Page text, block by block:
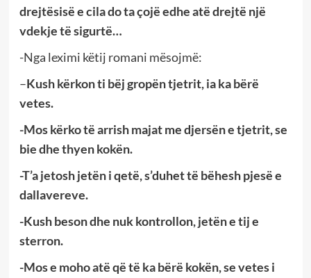
drejtësisë e cila do ta çojë edhe atë drejtë një
vdekje të sigurtë…
-Nga leximi këtij romani mësojmë:
–Kush kërkon ti bëj gropën tjetrit, ia ka bërë
vetes.
-Mos kërko të arrish majat me djersën e tjetrit, se
bie dhe thyen kokën.
-T’a jetosh jetën i qetë, s’duhet të bëhesh pjesë e
dallavereve.
-Kush beson dhe nuk kontrollon, jetën e tij e
sterron.
-Mos e moho atë që të ka bërë kokën, se vetes i